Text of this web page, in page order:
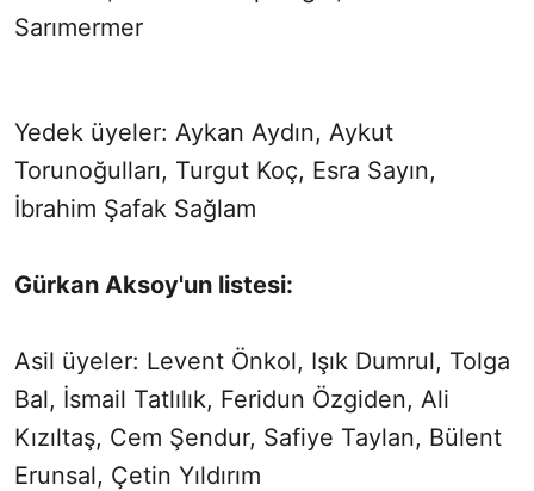
Sarımermer
Yedek üyeler: Aykan Aydın, Aykut
Torunoğulları, Turgut Koç, Esra Sayın,
İbrahim Şafak Sağlam
Gürkan Aksoy'un listesi:
Asil üyeler: Levent Önkol, Işık Dumrul, Tolga
Bal, İsmail Tatlılık, Feridun Özgiden, Ali
Kızıltaş, Cem Şendur, Safiye Taylan, Bülent
Erunsal, Çetin Yıldırım